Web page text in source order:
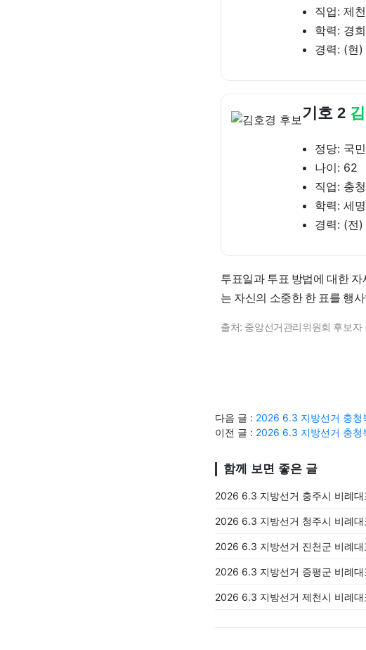
직업: 제
학력: 경
경력: (현
기호 2
정당: 국
나이: 62
직업: 충
학력: 세
경력: (전
투표일과 투표 방법에 대한
는 자신의 소중한 한 표를 행
출처: 중앙선거관리위원회 후보자
다음 글 : 2026 6.3 지방선거 충청
이전 글 : 2026 6.3 지방선거 충청
함께 보면 좋은 글
2026 6.3 지방선거 충주시 비례
2026 6.3 지방선거 청주시 비례
2026 6.3 지방선거 진천군 비례
2026 6.3 지방선거 증평군 비례
2026 6.3 지방선거 제천시 비례